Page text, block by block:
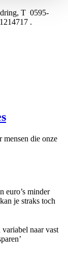
T 0595-
.
die onze
euro’s minder
je straks toch
naar vast